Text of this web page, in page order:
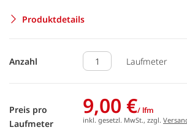
Produktdetails
Anzahl Laufmeter
Preis pro
Laufmeter
9,00 €/ lfm
inkl. gesetzl. MwSt., zzgl.